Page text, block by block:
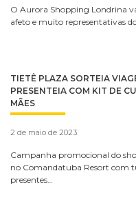
O Aurora Shopping Londrina
afeto e muito representativas
TIETÊ PLAZA SORTEIA
PRESENTEIA COM KIT DE
MÃES
2 de maio de 2023
Campanha promocional do
no Comandatuba Resort com
presentes…